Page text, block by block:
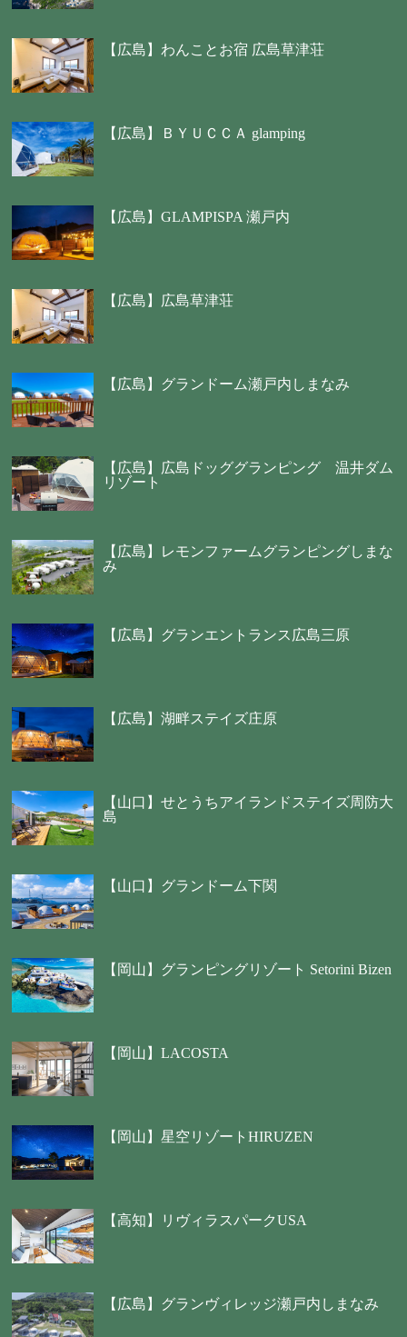
【広島】わんことお宿 広島草津荘
【広島】ＢＹＵＣＣＡ glamping
【広島】GLAMPISPA 瀬戸内
【広島】広島草津荘
【広島】グランドーム瀬戸内しまなみ
【広島】広島ドッググランピング 温井ダム
リゾート
【広島】レモンファームグランピングしまな
み
【広島】グランエントランス広島三原
【広島】湖畔ステイズ庄原
【山口】せとうちアイランドステイズ周防大
島
【山口】グランドーム下関
【岡山】グランピングリゾート Setorini Bizen
【岡山】LACOSTA
【岡山】星空リゾートHIRUZEN
【高知】リヴィラスパークUSA
【広島】グランヴィレッジ瀬戸内しまなみ